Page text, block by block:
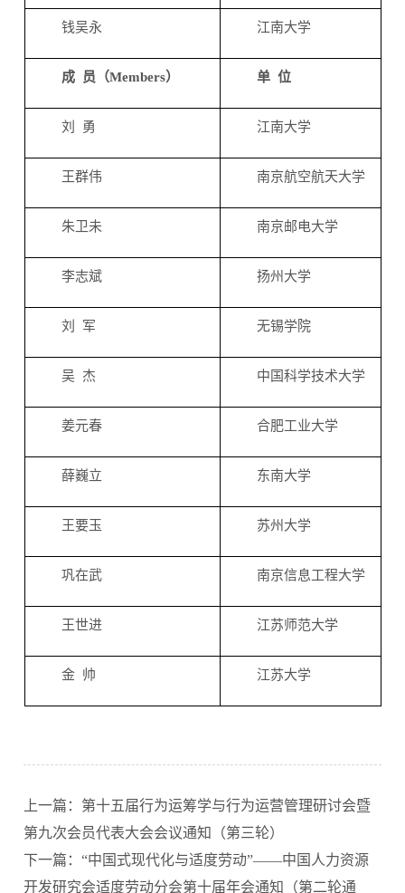
钱吴永 江南大学
成 员（Members） 单 位
刘 勇 江南大学
王群伟 南京航空航天大学
朱卫未 南京邮电大学
李志斌 扬州大学
刘 军 无锡学院
吴 杰 中国科学技术大学
姜元春 合肥工业大学
薛巍立 东南大学
王要玉 苏州大学
巩在武 南京信息工程大学
王世进 江苏师范大学
金 帅 江苏大学
上一篇：第十五届行为运筹学与行为运营管理研讨会暨
第九次会员代表大会会议通知（第三轮）
下一篇：“中国式现代化与适度劳动”——中国人力资源
开发研究会适度劳动分会第十届年会通知（第二轮通